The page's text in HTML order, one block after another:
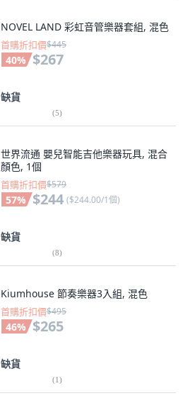
NOVEL LAND 彩虹音管樂器套組, 混色
首購折扣價$445
40% $267
缺貨
(5)
世界流通 嬰兒智能吉他樂器玩具, 混合
顏色, 1個
首購折扣價$579
57% $244 ($244.00/1個)
缺貨
(8)
Kiumhouse 節奏樂器3入組, 混色
首購折扣價$495
46% $265
缺貨
(1)